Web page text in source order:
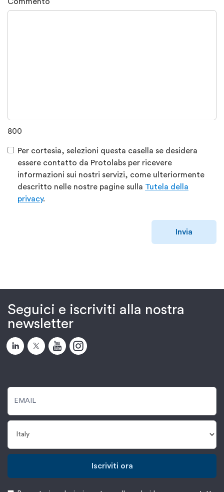
800
Per cortesia, selezioni questa casella se desidera
essere contatto da Protolabs per ricevere
informazioni sui nostri servizi, come ulteriormente
descritto nelle nostre pagine sulla Tutela della
privacy.
Invia
Seguici e iscriviti alla nostra
newsletter
Iscriviti ora